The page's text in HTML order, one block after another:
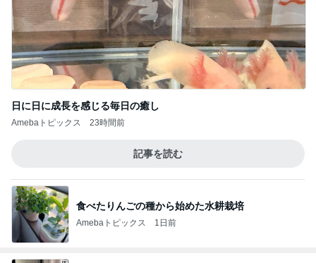
日に日に成長を感じる毎日の癒し
Amebaトピックス 23時間前
記事を読む
食べたりんごの種から始めた水耕栽培
Amebaトピックス 1日前